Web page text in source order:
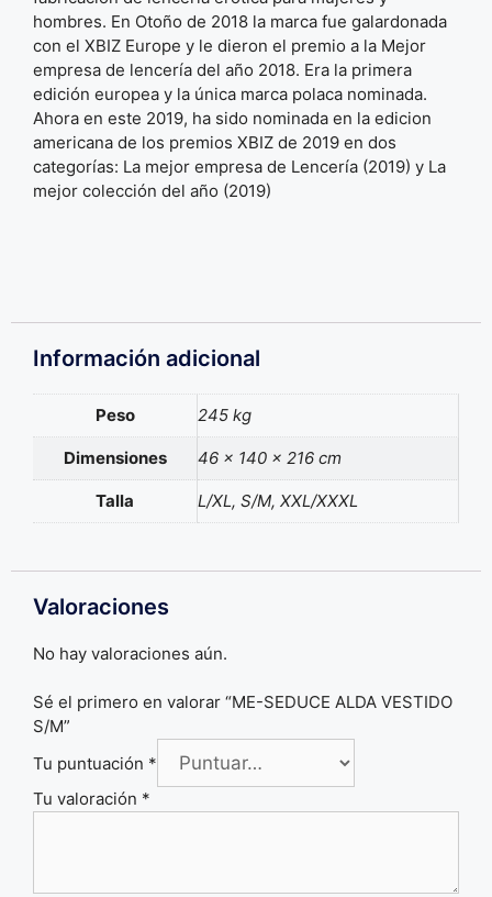
hombres. En Otoño de 2018 la marca fue galardonada
con el XBIZ Europe y le dieron el premio a la Mejor
empresa de lencería del año 2018. Era la primera
edición europea y la única marca polaca nominada.
Ahora en este 2019, ha sido nominada en la edicion
americana de los premios XBIZ de 2019 en dos
categorías: La mejor empresa de Lencería (2019) y La
mejor colección del año (2019)
Información adicional
Peso 245 kg
Dimensiones 46 × 140 × 216 cm
Talla L/XL, S/M, XXL/XXXL
Valoraciones
No hay valoraciones aún.
Sé el primero en valorar “ME-SEDUCE ALDA VESTIDO
S/M”
Tu puntuación *
Tu valoración *